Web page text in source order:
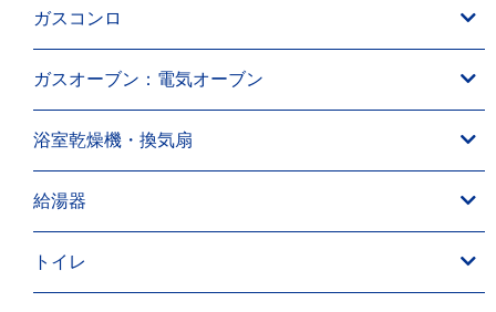
ガスコンロ
ガスオーブン：電気オーブン
浴室乾燥機・換気扇
給湯器
トイレ